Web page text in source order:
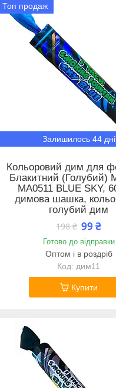
Топ продаж
Залишилось 44 дні
Кольоровий дим для
Блакитний (Голубий)
MA0511 BLUE SKY,
димова шашка,
голубий дим
198 ₴ 99 ₴
Готово до відправки
Оптом і в роздріб
дим11
Купити